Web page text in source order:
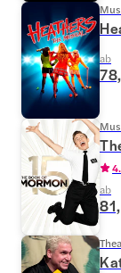
ab
ab